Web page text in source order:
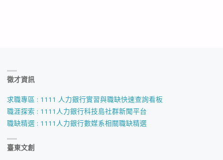
徵才資訊
求職專區 : 1111 人力銀行實習與職缺快速查詢看板
職涯探索 : 1111人力銀行科技島社群新聞平台
職缺精選 : 1111人力銀行數媒系相關職缺精選
臺東文創